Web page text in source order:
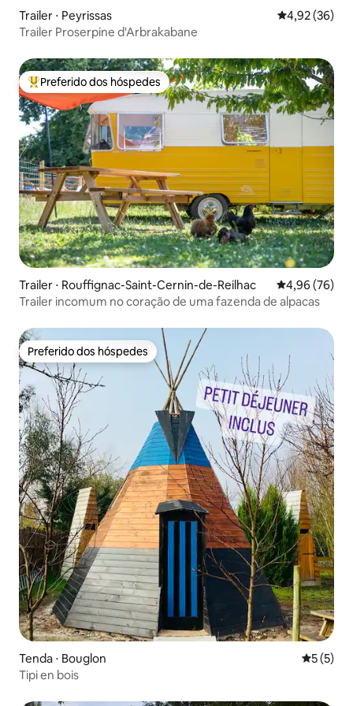
Trailer ⋅ Peyrissas 4,92 de uma
4,92 (36)
Trailer Proserpine d'Arbrakabane
Entre os melhores preferidos dos hóspedes
Preferido dos hóspedes
Trailer ⋅ Rouffignac-Saint-Cernin-de-Reilhac 4,96 de uma
4,96 (76)
Trailer incomum no coração de uma fazenda de alpacas
Preferido dos hóspedes
Preferido dos hóspedes
Tenda ⋅ Bouglon 5 de
5 (5)
Tipi en bois